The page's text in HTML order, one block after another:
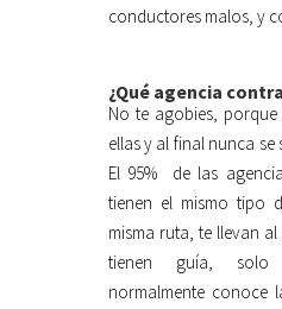
conductores malos, y
¿Qué agencia
No te agobies,
ellas y al final nunca
El 95% de las
tienen el mismo tipo
misma ruta, te llevan
tienen guía, solo
normalmente conoce